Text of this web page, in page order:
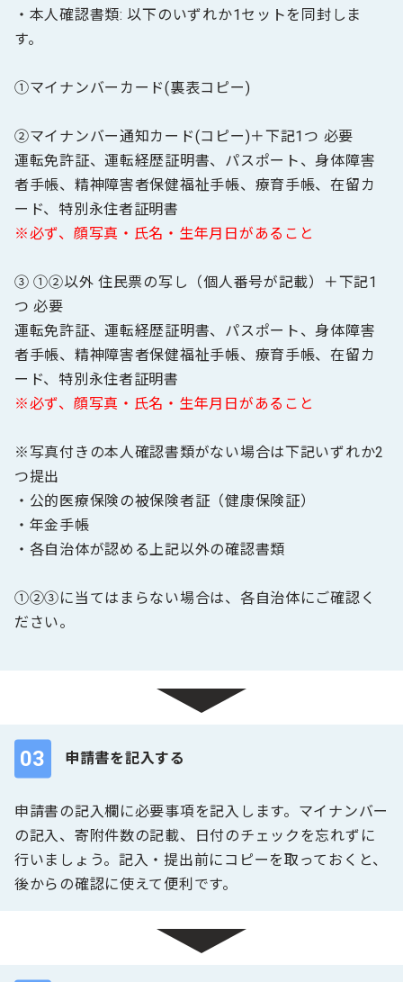
・本人確認書類: 以下のいずれか1セットを同封しま
す。
①マイナンバーカード(裏表コピー)
②マイナンバー通知カード(コピー)＋下記1つ 必要
運転免許証、運転経歴証明書、パスポート、身体障害
者手帳、精神障害者保健福祉手帳、療育手帳、在留カ
ード、特別永住者証明書
※必ず、顔写真・氏名・生年月日があること
③ ①②以外 住民票の写し（個人番号が記載）＋下記1
つ 必要
運転免許証、運転経歴証明書、パスポート、身体障害
者手帳、精神障害者保健福祉手帳、療育手帳、在留カ
ード、特別永住者証明書
※必ず、顔写真・氏名・生年月日があること
※写真付きの本人確認書類がない場合は下記いずれか2
つ提出
・公的医療保険の被保険者証（健康保険証）
・年金手帳
・各自治体が認める上記以外の確認書類
①②③に当てはまらない場合は、各自治体にご確認く
ださい。
03 申請書を記入する
申請書の記入欄に必要事項を記入します。マイナンバー
の記入、寄附件数の記載、日付のチェックを忘れずに
行いましょう。記入・提出前にコピーを取っておくと、
後からの確認に使えて便利です。